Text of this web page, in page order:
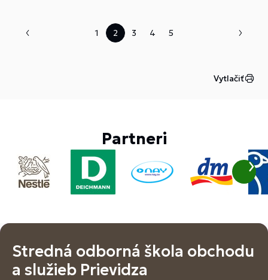
1 2 3 4 5
Vytlačiť
Partneri
Stredná odborná škola obchodu
a služieb Prievidza